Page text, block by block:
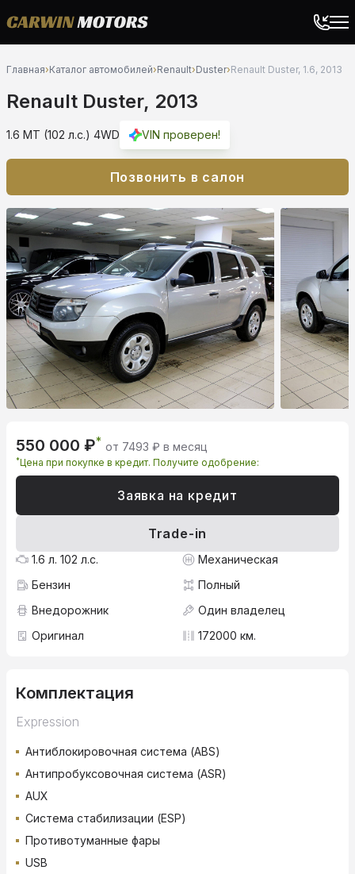
Главная›Каталог автомобилей›Renault›Duster›Renault Duster, 1.6, 2013
Renault Duster, 2013
1.6 MT (102 л.с.) 4WD VIN проверен!
Позвонить в салон
550 000 ₽* от 7493 ₽ в месяц
*Цена при покупке в кредит. Получите одобрение:
Заявка на кредит
Trade-in
1.6 л. 102 л.с.
Механическая
Бензин
Полный
Внедорожник
Один владелец
Оригинал
172000 км.
Комплектация
Expression
Антиблокировочная система (ABS)
Антипробуксовочная система (ASR)
AUX
Система стабилизации (ESP)
Противотуманные фары
USB